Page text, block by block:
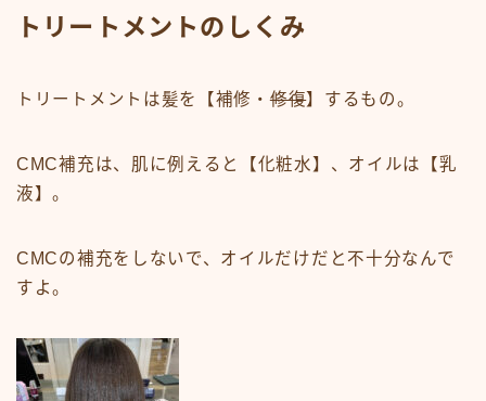
トリートメントのしくみ
トリートメントは髪を【補修 ・修復】するもの。
CMC補充は、肌に例えると【化粧水】、オイルは【乳
液】。
CMCの補充をしないで、オイルだけだと不十分なんで
すよ。